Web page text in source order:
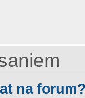
na